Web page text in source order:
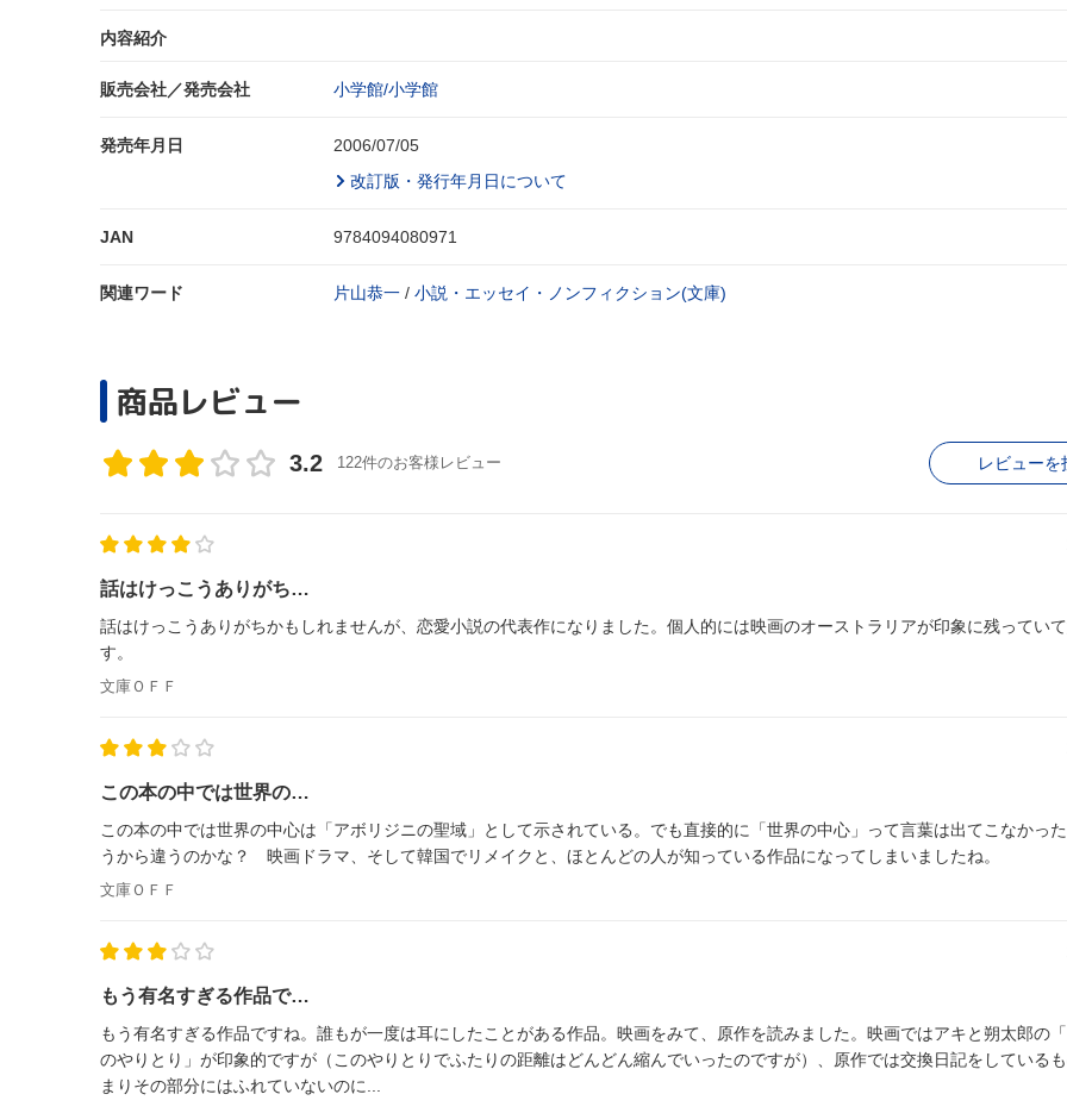
内容紹介
販売会社／発売会社 小学館/小学館
発売年月日
2006/07/05
改訂版・発行年月日について
JAN 9784094080971
関連ワード 片山恭一 / 小説・エッセイ・ノンフィクション(文庫)
商品レビュー
3.2 122件のお客様レビュー レビューを
話はけっこうありがち…
話はけっこうありがちかもしれませんが、恋愛小説の代表作になりました。個人的には映画のオーストラリアが印象に残ってい
す。
文庫ＯＦＦ
この本の中では世界の…
この本の中では世界の中心は「アボリジニの聖域」として示されている。でも直接的に「世界の中心」って言葉は出てこなかっ
うから違うのかな？ 映画ドラマ、そして韓国でリメイクと、ほとんどの人が知っている作品になってしまいましたね。
文庫ＯＦＦ
もう有名すぎる作品で…
もう有名すぎる作品ですね。誰もが一度は耳にしたことがある作品。映画をみて、原作を読みました。映画ではアキと朔太郎の
のやりとり」が印象的ですが（このやりとりでふたりの距離はどんどん縮んでいったのですが）、原作では交換日記をしている
まりその部分にはふれていないのに...